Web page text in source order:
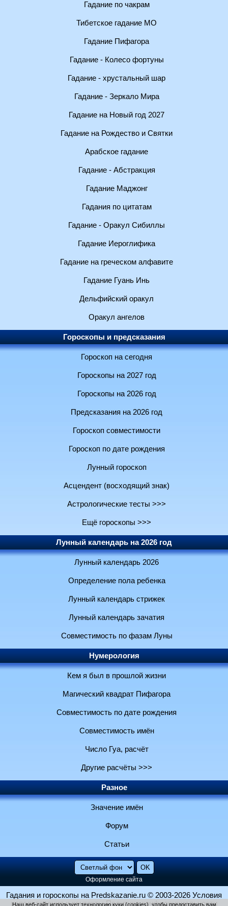
Гадание по чакрам
Тибетское гадание МО
Гадание Пифагора
Гадание - Колесо фортуны
Гадание - хрустальный шар
Гадание - Зеркало Мира
Гадание на Новый год 2027
Гадание на Рождество и Святки
Арабское гадание
Гадание - Абстракция
Гадание Маджонг
Гадания по цитатам
Гадание - Оракул Сибиллы
Гадание Иероглифика
Гадание на греческом алфавите
Гадание Гуань Инь
Дельфийский оракул
Оракул ангелов
Гороскопы и предсказания
Гороскоп на сегодня
Гороскопы на 2027 год
Гороскопы на 2026 год
Предсказания на 2026 год
Гороскоп совместимости
Гороскоп по дате рождения
Лунный гороскоп
Асцендент (восходящий знак)
Астрологические тесты >>>
Ещё гороскопы >>>
Лунный календарь на 2026 год
Лунный календарь 2026
Определение пола ребенка
Лунный календарь стрижек
Лунный календарь зачатия
Совместимость по фазам Луны
Нумерология
Кем я был в прошлой жизни
Магический квадрат Пифагора
Совместимость по дате рождения
Совместимость имён
Число Гуа, расчёт
Другие расчёты >>>
Разное
Значение имён
Форум
Статьи
Оформление сайта
Гадания и гороскопы на Predskazanie.ru © 2003-2026 Условия
использования и контакты Политика конфиденциальности
Наш веб-сайт использует технологию куки (cookies), чтобы предоставить вам